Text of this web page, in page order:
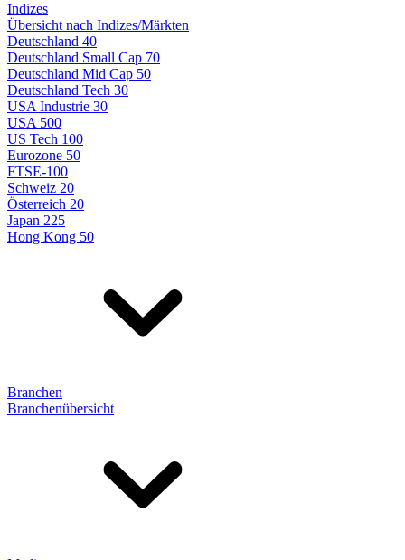
Indizes
Übersicht nach Indizes/Märkten
Deutschland 40
Deutschland Small Cap 70
Deutschland Mid Cap 50
Deutschland Tech 30
USA Industrie 30
USA 500
US Tech 100
Eurozone 50
FTSE-100
Schweiz 20
Österreich 20
Japan 225
Hong Kong 50
Branchen
Branchenübersicht